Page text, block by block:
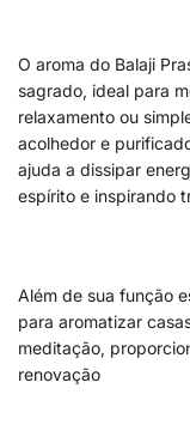
O aroma do Balaji
sagrado, ideal para
relaxamento ou
acolhedor e
ajuda a dissipar
espírito e inspirando
Além de sua função
para aromatizar
meditação,
renovação